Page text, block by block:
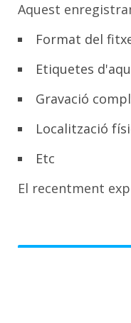
Aquest
Format del
Etiquetes
Gravació
Localització
Etc
El recentment